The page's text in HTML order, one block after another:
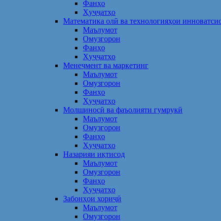
Фанҳо
Ҳуҷҷатҳо
Математика олӣ ва технологияҳои
Маълумот
Омузгорон
Фанҳо
Ҳуҷҷатҳо
Менеҷмент ва маркетинг
Маълумот
Омузгорон
Фанҳо
Ҳуҷҷатҳо
Молшиносӣ ва фаъолияти гумрукӣ
Маълумот
Омузгорон
Фанҳо
Ҳуҷҷатҳо
Назарияи иқтисод
Маълумот
Омузгорон
Фанҳо
Ҳуҷҷатҳо
Забонҳои хориҷӣ
Маълумот
Омузгорон